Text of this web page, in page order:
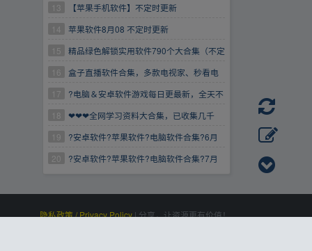
度存
13
【苹果手机软件】不定时更新
14
苹果软件8月08 不定时更新
15
精品绿色解锁实用软件790个大合集（不定
时更新）
16
盒子直播软件合集，多款电视家、秒看电
视平替软件，不定时亲测更新
17
?电脑＆安卓软件游戏每日更最新，全天不
定时添加?7.16今日更新
18
❤❤❤全网学习资料大合集，已收集几千
份，每天不定时更新
19
?安卓软件?苹果软件?电脑软件合集?6月
29更新
20
?安卓软件?苹果软件?电脑软件合集?7月
隐私政策 / Privacy Policy|分享，让资源更有价值！